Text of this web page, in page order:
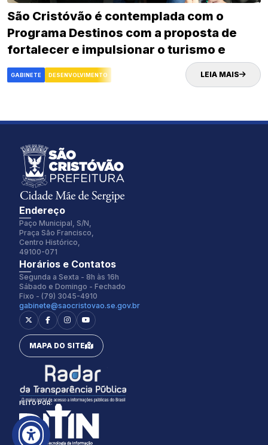
São Cristóvão é contemplada com o
Programa Destinos com a proposta de
fortalecer e impulsionar o turismo e
desenvolvimento econômico da cidade
GABINETE DESENVOLVIMENTO LEIA MAIS
Inter
Espaçamento Fonte:
0px
Alterar Tema:
Claro
Endereço
Paço Municipal, S/N,
Praça São Francisco,
Centro Histórico,
49100-071
Horários e Contatos
Segunda a Sexta - 8h às 16h
Sábado e Domingo - Fechado
Fixo - (79) 3045-4910
gabinete@saocristovao.se.gov.br
MAPA DO SITE
FEITO POR: